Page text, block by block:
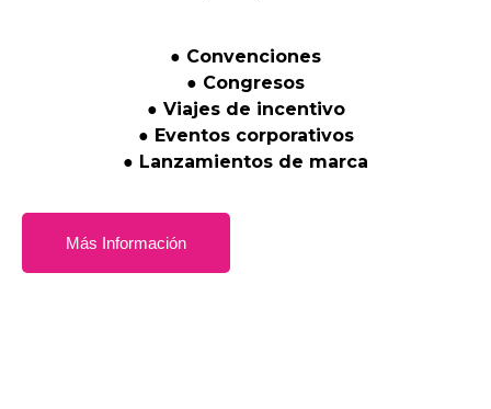
● Convenciones
● Congresos
● Viajes de incentivo
● Eventos corporativos
● Lanzamientos de marca
Más Información